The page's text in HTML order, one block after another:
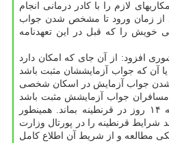
کووید ۱۹ همه همکاریهای لازم را با کادر درمانی انجام
از زمان ورود تا مشخص شدن جواب
خویش را که قبل در این تعهدنامه
افزود: از آن جای که امکان دارد
آن که جواب آزمایششان مثبت باشد
شدن جواب آزمایش در اسکان شخصی
مسافران جواب آزمایشش مثبت باشد
باید در این تعهدنامه بپذیرد که ۱۴ روز در قرنطینه بماند. همینطور
شرایط قرنطینه را در پورتال وزارت
مطالعه و از شریط آن اطلاع کامل